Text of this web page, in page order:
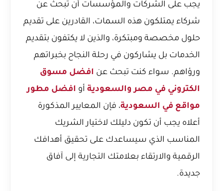
يجب على الشركات والمؤسسات أن تبحث عن
شركاء يمتلكون هذه السمات، القادرين على تقديم
حلول مخصصة ومبتكرة، والذين لا يكتفون بتقديم
الخدمات بل يشاركون في رحلة النجاح بخبراتهم
ورؤاهم. سواء كنت تبحث عن افضل مسوق
الكتروني في مصر والسعودية أو افضل مطور
مواقع في السعودية، فإن المعايير المذكورة
أعلاه يجب أن تكون دليلك لاختيار الشريك
المناسب الذي سيساعدك على تحقيق أهدافك
الرقمية والارتقاء بعلامتك التجارية إلى آفاق
جديدة.